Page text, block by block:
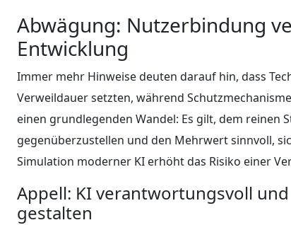
Abwägung: Nutzerbindung
Entwicklung
Immer mehr Hinweise deuten darauf hin, dass
Verweildauer setzten, während
einen grundlegenden Wandel: Es gilt, dem reinen
gegenüberzustellen und den Mehrwert sinnvoll,
Simulation moderner KI erhöht das Risiko einer
Appell: KI verantwortungsvoll
gestalten